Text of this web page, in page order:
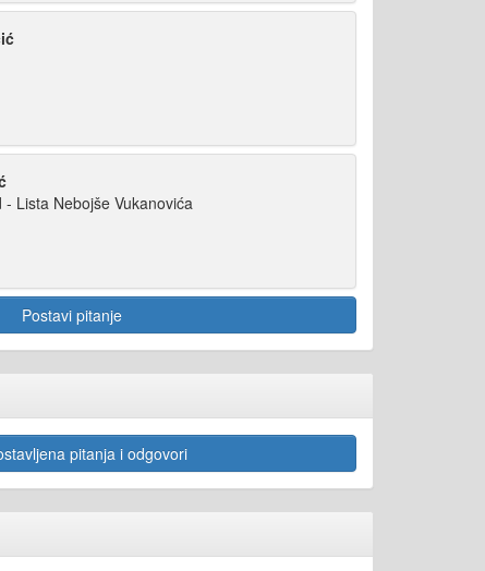
Lista Nebojše Vukanovića
Postavi pitanje
pitanja i odgovori